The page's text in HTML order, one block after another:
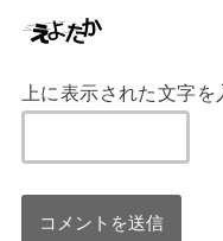
上に表示された文字を